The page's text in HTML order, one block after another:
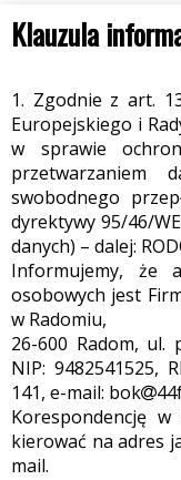
Klauzula
1. Zgodnie z art.
Europejskiego i
w sprawie
przetwarzaniem
swobodnego
dyrektywy 95/46/
danych) – dalej:
Informujemy, że
osobowych jest
w Radomiu,
26-600 Radom, ul.
NIP: 9482541525,
141, e-mail: bok
Korespondencję
kierować na adres
mail.